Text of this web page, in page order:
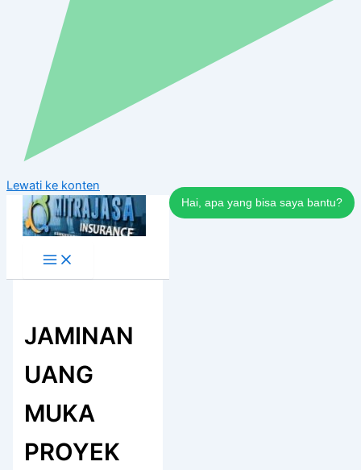
Hai, apa yang bisa saya bantu?
Lewati ke konten
JAMINAN
UANG
MUKA
PROYEK